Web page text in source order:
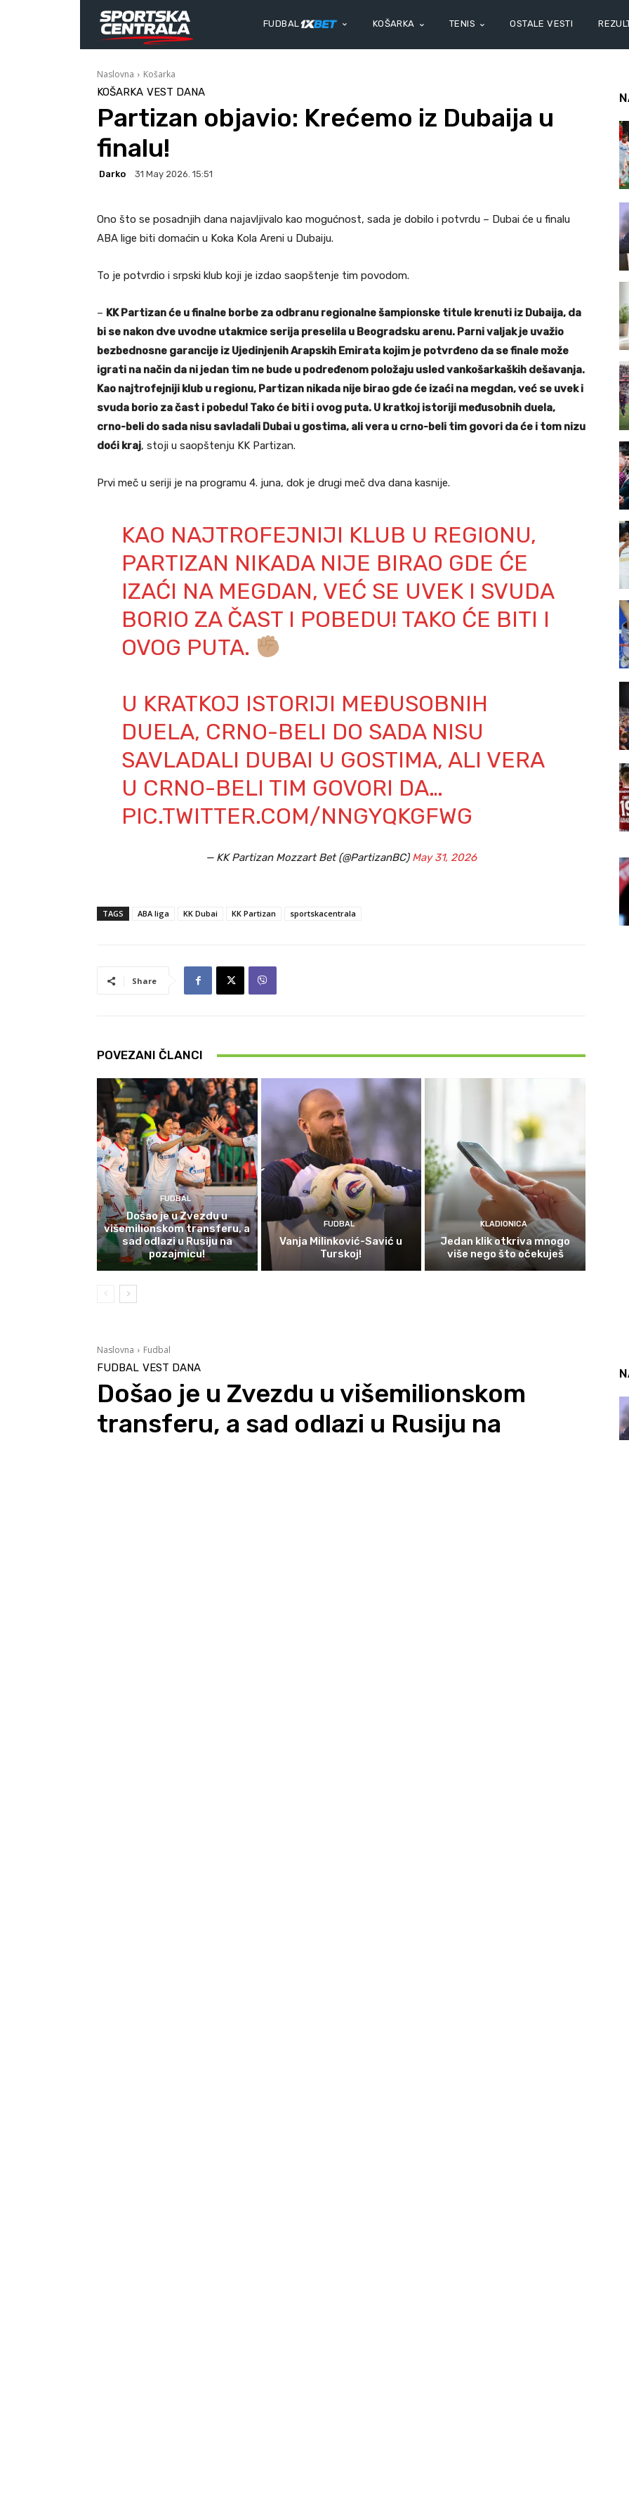
FUDBAL KOŠARKA TENIS OSTALE VESTI
Naslovna Košarka
KOŠARKA VEST DANA
Partizan objavio: Krećemo iz Dubaija u
finalu!
Darko 31 May 2026. 15:51
Ono što se posadnjih dana najavljivalo kao mogućnost, sada je dobilo i potvrdu – Dubai će u finalu
ABA lige biti domaćin u Koka Kola Areni u Dubaiju.
To je potvrdio i srpski klub koji je izdao saopštenje tim povodom.
– KK Partizan će u finalne borbe za odbranu regionalne šampionske titule krenuti iz Dubaija, da
bi se nakon dve uvodne utakmice serija preselila u Beogradsku arenu. Parni valjak je uvažio
bezbednosne garancije iz Ujedinjenih Arapskih Emirata kojim je potvrđeno da se finale može
igrati na način da ni jedan tim ne bude u podređenom položaju usled vankošarkaških dešavanja.
Kao najtrofejniji klub u regionu, Partizan nikada nije birao gde će izaći na megdan, već se uvek i
svuda borio za čast i pobedu! Tako će biti i ovog puta. U kratkoj istoriji međusobnih duela,
crno-beli do sada nisu savladali Dubai u gostima, ali vera u crno-beli tim govori da će i tom nizu
doći kraj, stoji u saopštenju KK Partizan.
Prvi meč u seriji je na programu 4. juna, dok je drugi meč dva dana kasnije.
KAO NAJTROFEJNIJI KLUB U REGIONU,
PARTIZAN NIKADA NIJE BIRAO GDE ĆE
IZAĆI NA MEGDAN, VEĆ SE UVEK I SVUDA
BORIO ZA ČAST I POBEDU! TAKO ĆE BITI I
OVOG PUTA.
U KRATKOJ ISTORIJI MEĐUSOBNIH
DUELA, CRNO-BELI DO SADA NISU
SAVLADALI DUBAI U GOSTIMA, ALI VERA
U CRNO-BELI TIM GOVORI DA…
PIC.TWITTER.COM/NNGYQKGFWG
— KK Partizan Mozzart Bet (@PartizanBC) May 31, 2026
TAGS ABA liga KK Dubai KK Partizan sportskacentrala
Share
POVEZANI ČLANCI
FUDBAL
Došao je u Zvezdu u
višemilionskom transferu, a
sad odlazi u Rusiju na
pozajmicu!
FUDBAL
Vanja Milinković-Savić u
Turskoj!
KLADIONICA
Jedan klik otkriva mnogo
više nego što očekuješ